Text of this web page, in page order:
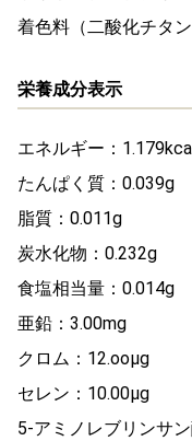
着色料（二酸化チタン
栄養成分表示
エネルギー：1.179kcal
たんぱく質：0.039g
脂質：0.011g
炭水化物：0.232g
食塩相当量：0.014g
亜鉛：3.00mg
クロム：12.ooμg
セレン：10.00μg
5-アミノレブリンサ